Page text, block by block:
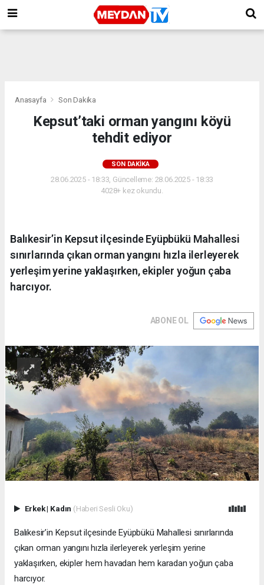
Anasayfa Son Dakika
Kepsut’taki orman yangını köyü
tehdit ediyor
SON DAKIKA
28.06.2025 - 18:33, Güncelleme: 28.06.2025 - 18:33
4028+ kez okundu.
Balıkesir’in Kepsut ilçesinde Eyüpbükü Mahallesi
sınırlarında çıkan orman yangını hızla ilerleyerek
yerleşim yerine yaklaşırken, ekipler yoğun çaba
harcıyor.
ABONE OL
Erkek| Kadın (Haberi Sesli Oku)
Balıkesir’in Kepsut ilçesinde Eyüpbükü Mahallesi sınırlarında
çıkan orman yangını hızla ilerleyerek yerleşim yerine
yaklaşırken, ekipler hem havadan hem karadan yoğun çaba
harcıyor.